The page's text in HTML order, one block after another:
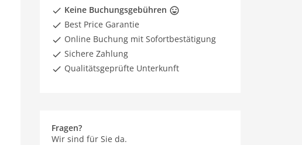
Keine Buchungsgebühren
Best Price Garantie
Online Buchung mit Sofortbestätigung
Sichere Zahlung
Qualitätsgeprüfte Unterkunft
Fragen?
Wir sind für Sie da.